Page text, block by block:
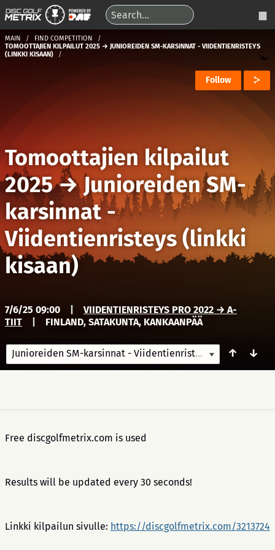
MAIN
FIND COMPETITION
TOMOOTTAJIEN KILPAILUT 2025 → JUNIOREIDEN SM-KARSINNAT - VIIDENTIENRISTEYS
(LINKKI KISAAN)
Follow
Tomoottajien kilpailut
2025→Junioreiden SM-
karsinnat -
Viidentienristeys (linkki
kisaan)
7/6/25 09:00
VIIDENTIENRISTEYS PRO 2022 → A-
TIIT
FINLAND, SATAKUNTA, KANKAANPÄÄ
Junioreiden SM-karsinnat - Viidentienristeys (linkki kisaan) ↑ ↓
Free discgolfmetrix.com is used
Results will be updated every 30 seconds!
Linkki kilpailun sivulle: https://discgolfmetrix.com/3213724